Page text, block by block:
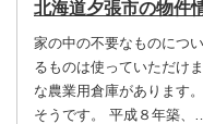
北海道夕張市の物件
家の中の不要なものにつ
るものは使っていただけ
な農業用倉庫があります
そうです。 平成８年築、